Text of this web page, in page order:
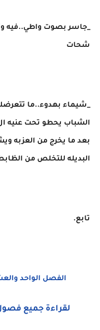
_جاسر بصوت واطي..فيه
شحات
_شيماء بهدوء..ما
بعد ما يخرج من العزبه
البديله للتخلص من
تابع.
الفصل الواحد
لقراءة جميع